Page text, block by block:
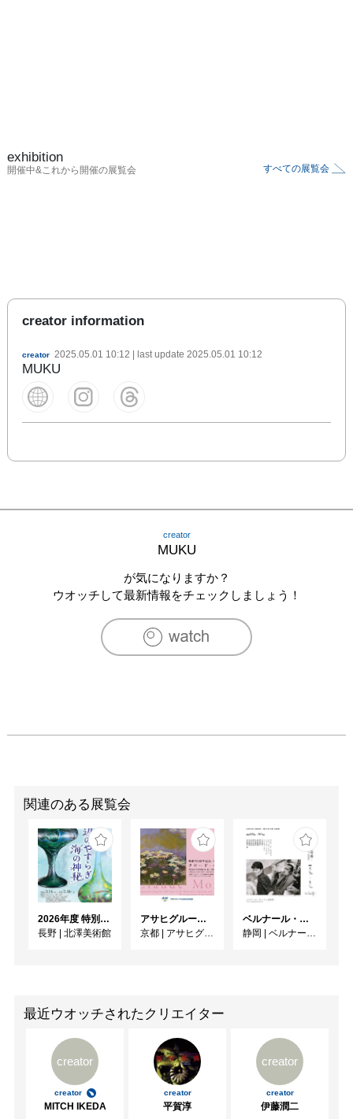
exhibition
開催中&これから開催の展覧会 すべての展覧会
creator information
creator 2025.05.01 10:12 | last update 2025.05.01 10:12
MUKU
creator
MUKU
が気になりますか？
ウオッチして最新情報をチェックしましょう！
関連のある展覧会
2026年度 特別展「ガレとドーム、アール･ヌーヴォーのガラス 水辺のやすらぎ、海の神秘」
長野 | 北澤美術館
アサヒグループ大山崎山荘美術館 開館30周年記念展「没後100年 クロード・モネ」
京都 | アサヒグループ大山崎山荘美術館
ベルナール・ビュフェと写真 ーカメラがとらえたビュフェとその時代、そして21 世紀へ
静岡 | ベルナール・ビュフェ美術館
最近ウオッチされたクリエイター
creator
creator
MITCH IKEDA
creator
平賀淳
creator
creator
伊藤潤二